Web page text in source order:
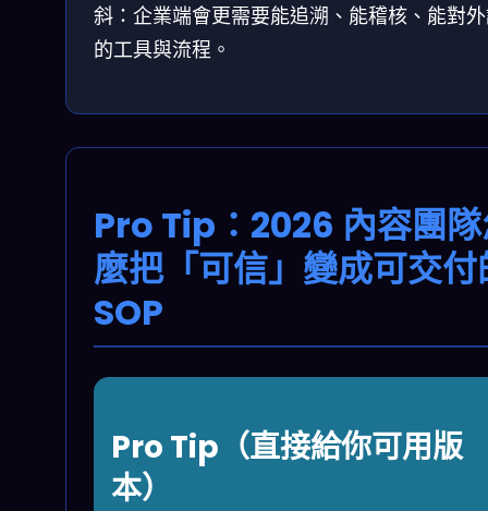
斜：企業端會更需要能追溯、能稽核、能對
的工具與流程。
Pro Tip：2026 內容團
麼把「可信」變成可交付
SOP
Pro Tip（直接給你可用版
本）